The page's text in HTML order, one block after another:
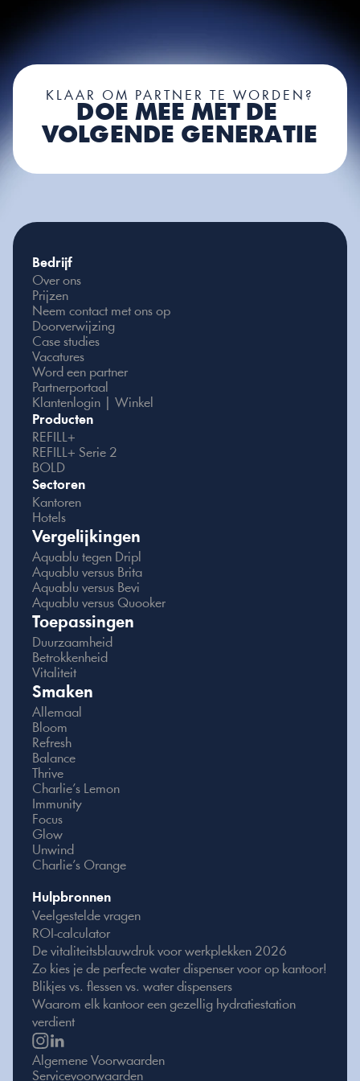
KLAAR OM PARTNER TE WORDEN?
DOE MEE MET DE
VOLGENDE GENERATIE
Bedrijf
Over ons
Prijzen
Neem contact met ons op
Doorverwijzing
Case studies
Vacatures
Word een partner
Partnerportaal
Klantenlogin | Winkel
Producten
REFILL+
REFILL+ Serie 2
BOLD
Sectoren
Kantoren
Hotels
Vergelijkingen
Aquablu tegen Dripl
Aquablu versus Brita
Aquablu versus Bevi
Aquablu versus Quooker
Toepassingen
Duurzaamheid
Betrokkenheid
Vitaliteit
Smaken
Allemaal
Bloom
Refresh
Balance
Thrive
Charlie’s Lemon
Immunity
Focus
Glow
Unwind
Charlie’s Orange
Hulpbronnen
Veelgestelde vragen
ROI-calculator
De vitaliteitsblauwdruk voor werkplekken 2026
Zo kies je de perfecte water dispenser voor op kantoor!
Blikjes vs. flessen vs. water dispensers
Waarom elk kantoor een gezellig hydratiestation
verdient
Algemene Voorwaarden
Servicevoorwaarden